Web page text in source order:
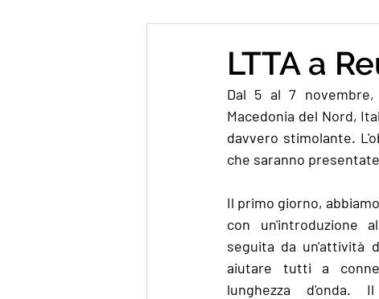
LTTA a
Dal 5 al 7
Macedonia del Nord,
davvero stimolante.
che saranno
Il primo giorno,
con un'introduzione
seguita da un'attività
aiutare tutti a
lunghezza d'onda.